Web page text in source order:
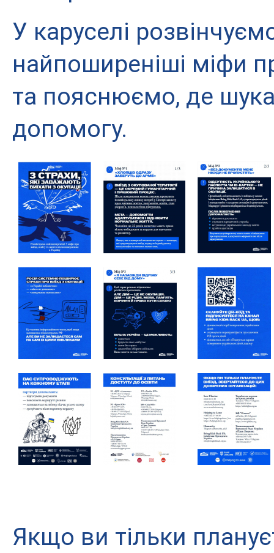
У каруселі
найпоширеніші міфи
та пояснюємо, де
допомогу.
Якщо ви тільки